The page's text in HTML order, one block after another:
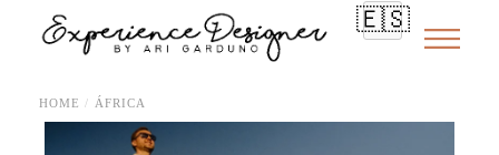
🇪🇸
HOME ÁFRICA